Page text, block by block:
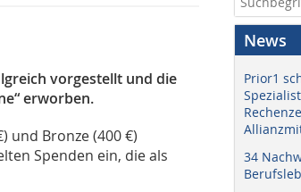
vorgestellt und die
erworben.
und Bronze (400 €)
Spenden ein, die als
News
Prior1
34